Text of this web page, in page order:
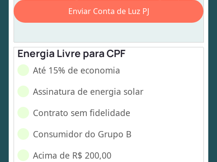
Enviar Conta de Luz PJ
Energia Livre para CPF
Até 15% de economia
Assinatura de energia solar
Contrato sem fidelidade
Consumidor do Grupo B
Acima de R$ 200,00